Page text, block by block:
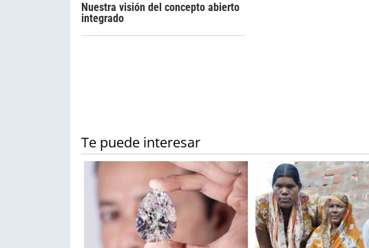
Nuestra visión del concepto abierto
integrado